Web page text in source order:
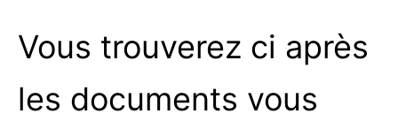
Vous trouverez ci après
les documents vous